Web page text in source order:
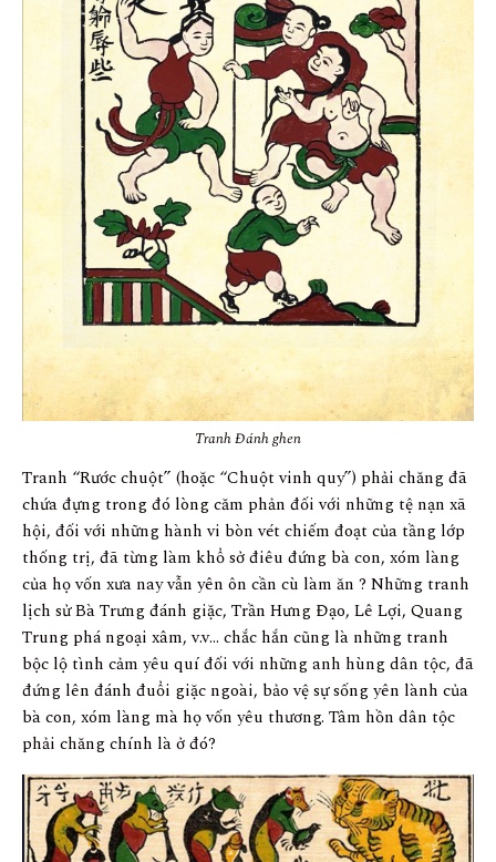
Tranh Đánh ghen
Tranh “Rước chuột” (hoặc “Chuột vinh quy”) phải chăng đã
chứa đựng trong đó lòng căm phản đối với những tệ nạn xã
hội, đối với những hành vi bòn vét chiếm đoạt của tầng lớp
thống trị, đã từng làm khổ sở điêu đứng bà con, xóm làng
của họ vốn xưa nay vẫn yên ôn cần cù làm ăn ? Những tranh
lịch sử Bà Trưng đánh giặc, Trần Hưng Đạo, Lê Lợi, Quang
Trung phá ngoại xâm, v.v… chắc hắn cũng là những tranh
bộc lộ tình cảm yêu quí đối với những anh hùng dân tộc, đã
đứng lên đánh đuổi giặc ngoài, bảo vệ sự sống yên lành của
bà con, xóm làng mà họ vốn yêu thương. Tâm hồn dân tộc
phải chăng chính là ở đó?